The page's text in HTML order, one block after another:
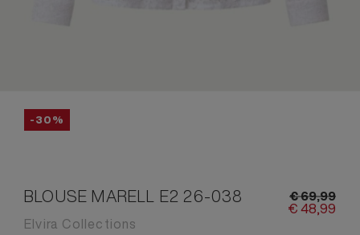
-30%
BLOUSE MARELL E2 26-038
Elvira Collections
€69,99
€48,99